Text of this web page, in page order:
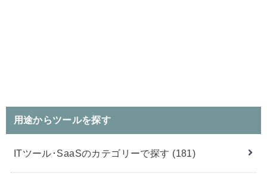
用途からツールを探す
ITツール･SaaSのカテゴリーで探す (181)